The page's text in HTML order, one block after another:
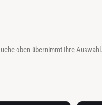
oben übernimmt Ihre Auswahl.